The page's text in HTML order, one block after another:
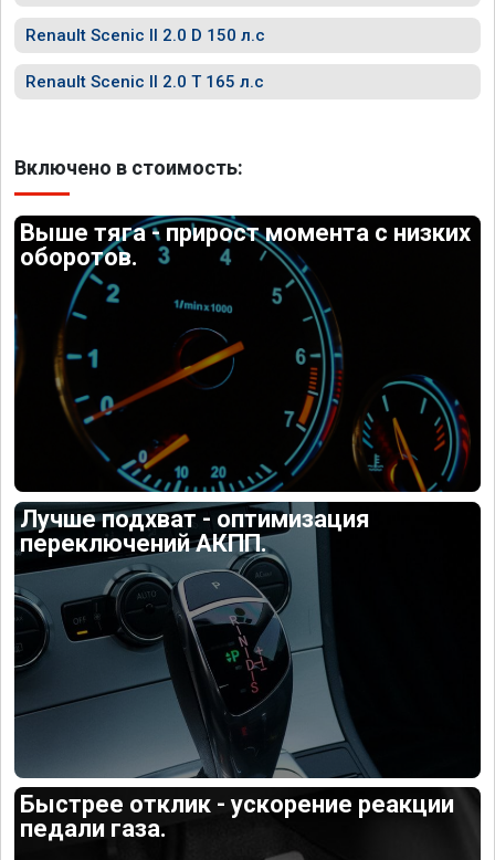
Renault Scenic II 2.0 D 150 л.с
Renault Scenic II 2.0 T 165 л.с
Включено в стоимость:
Выше тяга - прирост момента с низких
оборотов.
Лучше подхват - оптимизация
переключений АКПП.
Быстрее отклик - ускорение реакции
педали газа.